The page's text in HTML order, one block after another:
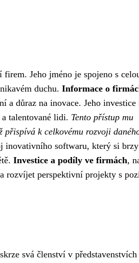
Jeho jméno je spojeno s
duchu. Informace o
a důraz na inovace. Jeho investice
talentované lidi. Tento přístup mu
přispívá k celkovému rozvoji
inovativního softwaru, který si
Investice a podíly ve firmách,
rozvíjet perspektivní projekty s
svá členství v představenstvích